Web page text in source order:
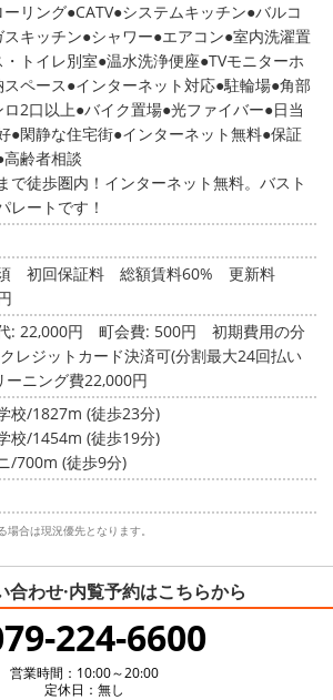
ーリング CATV システムキッチン バルコ
スキッチン シャワー エアコン 室内洗濯置
・トイレ別室 温水洗浄便座 TVモニターホ
スペース インターネット対応 駐輪場 角部
ロ2口以上 バイク置場 光ファイバー 日当
閑静な住宅街 インターネット無料 保証
高齢者相談
で徒歩圏内！インターネット無料。バスト
レートです！
初回保証料 総額賃料60% 更新料
: 22,000円 町会費: 500円
初期費用の分
レジットカード決済可(分割最大24回払い
ーニング費22,000円
校/1827m (徒歩23分)
校/1454m (徒歩19分)
/700m (徒歩9分)
合は現況優先となります。
合わせ·内覧予約はこちらから
224-6600
営業時間：10:00～20:00
定休日：無し